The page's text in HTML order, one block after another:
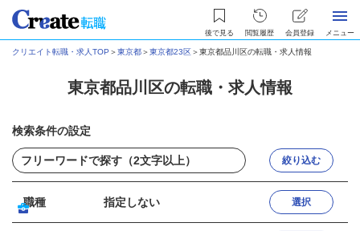
後で見る 閲覧履歴 会員登録 メニュー
クリエイト転職・求人TOP ＞東京都＞東京都23区＞東京都品川区の転職・求人情報
東京都品川区の転職・求人情報
検索条件の設定
絞り込む
職種 指定しない 選択